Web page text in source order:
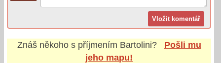
Znáš někoho s příjmením Bartolini?
Pošli mu
jeho mapu!